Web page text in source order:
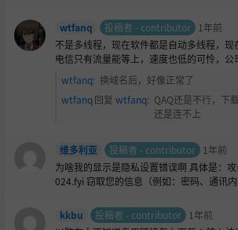
wtfanq 投稿者 - contributor
1年前
不是多线程，现在软件都是自动多线程，
电信只有流量能等上，速度也低的可怜，公
wtfanq: 换域名后，好像正常了
wtfanq回复 wtfanq: QAQ还是不行，下
还是连不上
维多利亚 投稿者 - contributor
1年前
为啥我的显示是隐私设置错误啊 具体是：
024.fyi 窃取您的信息（例如：密码、通讯内
kkbu 投稿者 - contributor
1年前